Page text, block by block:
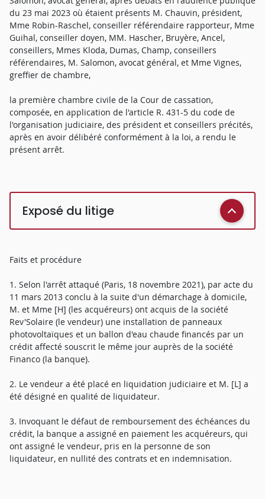
du 23 mai 2023 où étaient présents M. Chauvin, président,
Mme Robin-Raschel, conseiller référendaire rapporteur, Mme
Guihal, conseiller doyen, MM. Hascher, Bruyère, Ancel,
conseillers, Mmes Kloda, Dumas, Champ, conseillers
référendaires, M. Salomon, avocat général, et Mme Vignes,
greffier de chambre,
la première chambre civile de la Cour de cassation,
composée, en application de l'article R. 431-5 du code de
l'organisation judiciaire, des président et conseillers précités,
après en avoir délibéré conformément à la loi, a rendu le
présent arrêt.
Exposé du litige
Faits et procédure
1. Selon l'arrêt attaqué (Paris, 18 novembre 2021), par acte du
11 mars 2013 conclu à la suite d'un démarchage à domicile,
M. et Mme [H] (les acquéreurs) ont acquis de la société
Rev'Solaire (le vendeur) une installation de panneaux
photovoltaïques et un ballon d'eau chaude financés par un
crédit affecté souscrit le même jour auprès de la société
Financo (la banque).
2. Le vendeur a été placé en liquidation judiciaire et M. [L] a
été désigné en qualité de liquidateur.
3. Invoquant le défaut de remboursement des échéances du
crédit, la banque a assigné en paiement les acquéreurs, qui
ont assigné le vendeur, pris en la personne de son
liquidateur, en nullité des contrats et en indemnisation.